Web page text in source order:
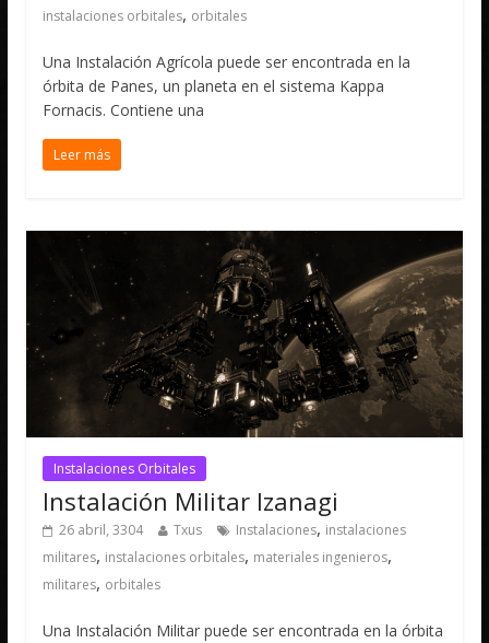
instalaciones orbitales, orbitales
Una Instalación Agrícola puede ser encontrada en la
órbita de Panes, un planeta en el sistema Kappa
Fornacis. Contiene una
Leer más
Instalaciones Orbitales
Instalación Militar Izanagi
26 abril, 3304 Txus Instalaciones, instalaciones
militares, instalaciones orbitales, materiales ingenieros,
militares, orbitales
Una Instalación Militar puede ser encontrada en la órbita